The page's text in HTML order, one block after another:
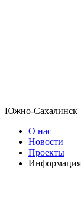
Южно-Сахалинск
О нас
Новости
Проекты
Информация